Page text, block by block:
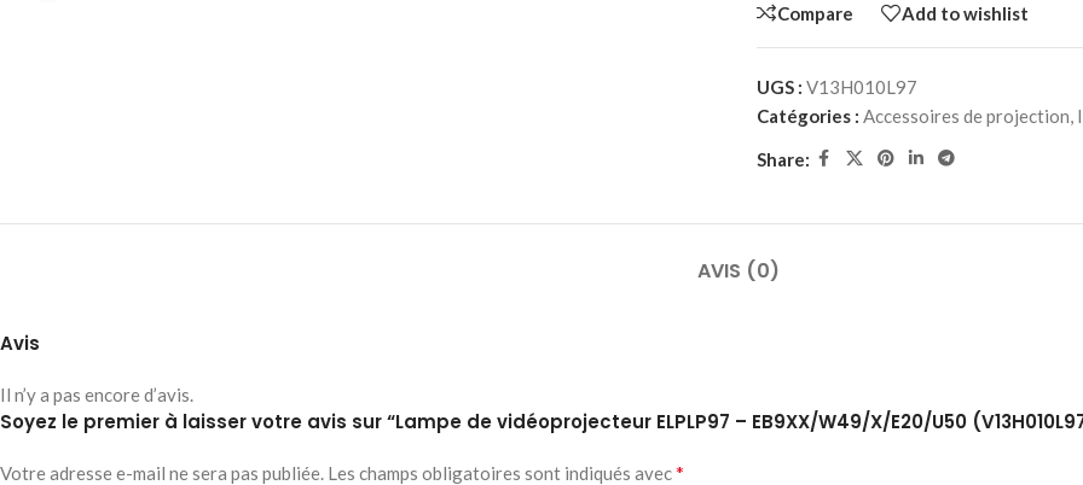
Compare Add to wishlist
UGS : V13H010L97
Catégories : Accessoires de projection,
Share:
AVIS (0)
Avis
Il n’y a pas encore d’avis.
Soyez le premier à laisser votre avis sur “Lampe de vidéoprojecteur ELPLP97 – EB9XX/W49/X/E20/U50
Votre adresse e-mail ne sera pas publiée. Les champs obligatoires sont indiqués avec*